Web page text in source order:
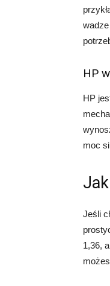
HP
HP
moc
Jeśli
1,36,